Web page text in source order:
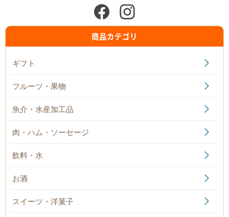
商品カテゴリ
ギフト
フルーツ・果物
魚介・水産加工品
肉・ハム・ソーセージ
飲料・水
お酒
スイーツ・洋菓子